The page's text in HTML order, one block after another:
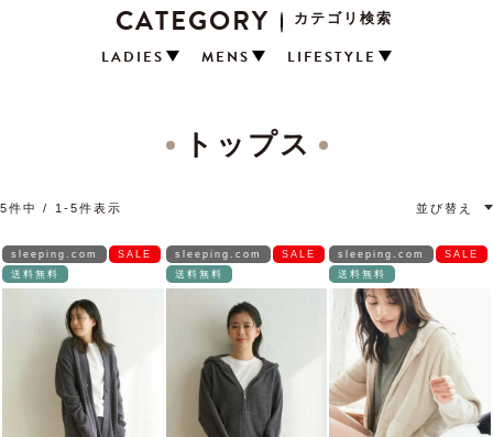
CATEGORY
カテゴリ検索
LADIES
MENS LIFESTYLE
トップス
並び替え
5件中 1 -5件表示
sleeping.com
SALE
送料無料
sleeping.com
SALE
送料無料
sleeping.com
SALE
送料無料